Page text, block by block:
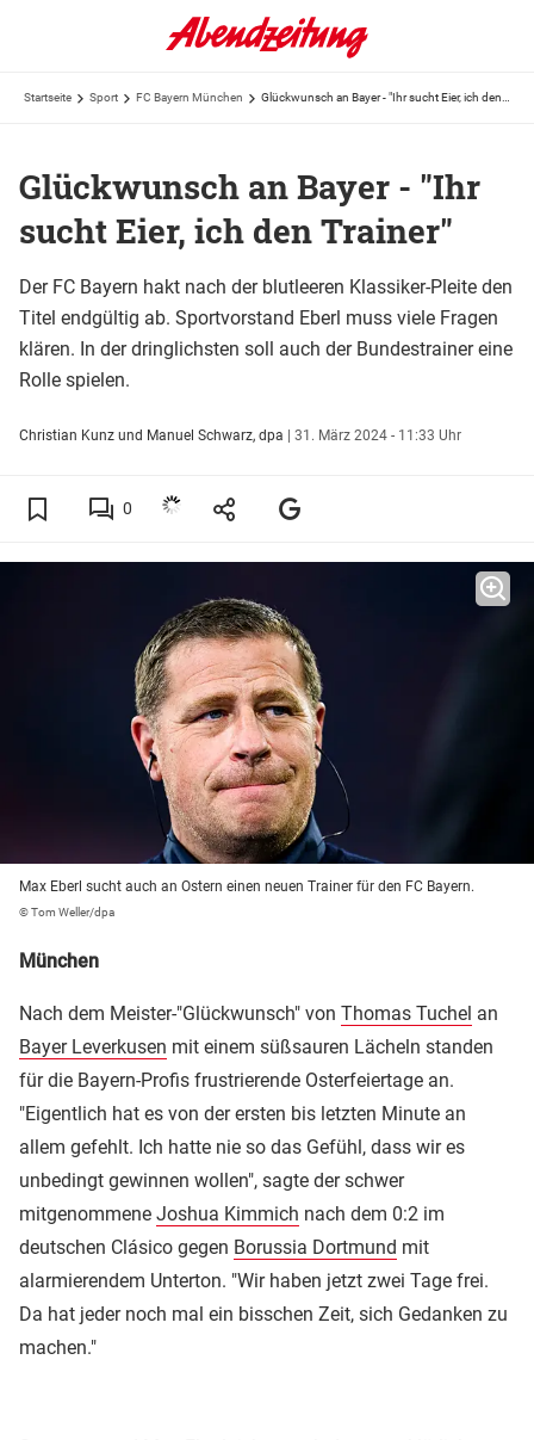
Startseite Sport FC Bayern München
Glückwunsch an Bayer - "Ihr
sucht Eier, ich den Trainer"
Der FC Bayern hakt nach der blutleeren Klassiker-Pleite den
Titel endgültig ab. Sportvorstand Eberl muss viele Fragen
klären. In der dringlichsten soll auch der Bundestrainer eine
Rolle spielen.
Christian Kunz und Manuel Schwarz, dpa | 31. März 2024 - 11:33 Uhr
0
Max Eberl sucht auch an Ostern einen neuen Trainer für den FC Bayern.
© Tom Weller/dpa
München
Nach dem Meister-"Glückwunsch" von Thomas Tuchel an
Bayer Leverkusen mit einem süßsauren Lächeln standen
für die Bayern-Profis frustrierende Osterfeiertage an.
"Eigentlich hat es von der ersten bis letzten Minute an
allem gefehlt. Ich hatte nie so das Gefühl, dass wir es
unbedingt gewinnen wollen", sagte der schwer
mitgenommene Joshua Kimmich nach dem 0:2 im
deutschen Clásico gegen Borussia Dortmund mit
alarmierendem Unterton. "Wir haben jetzt zwei Tage frei.
Da hat jeder noch mal ein bisschen Zeit, sich Gedanken zu
machen."